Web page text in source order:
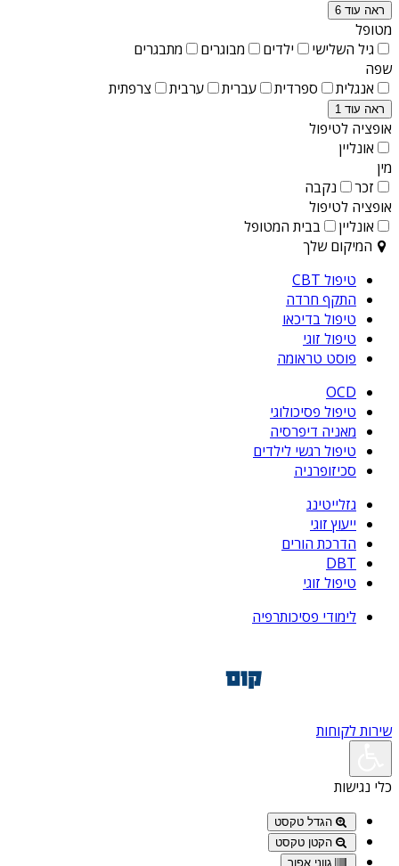
ראה עוד 6
מטופל
גיל השלישי
ילדים מבוגרים
מתבגרים
שפה
אנגלית
ספרדית עברית ערבית צרפתית
ראה עוד 1
אופציה לטיפול
אונליין
מין
זכר
נקבה
אופציה לטיפול
אונליין
בבית המטופל
המיקום שלך
טיפול CBT
התקף חרדה
טיפול בדיכאו
טיפול זוגי
פוסט טראומה
OCD
טיפול פסיכולוגי
מאניה דיפרסיה
טיפול רגשי לילדים
סכיזופרניה
גזלייטינג
ייעוץ זוגי
הדרכת הורים
DBT
טיפול זוגי
לימודי פסיכותרפיה
שירות לקוחות
כלי נגישות
הגדל טקסט
הקטן טקסט
גווני אפור